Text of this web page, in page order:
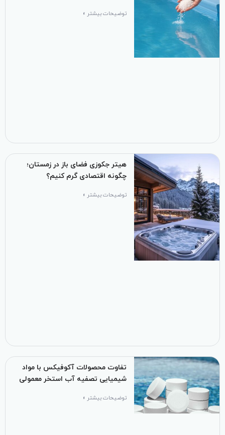
توضیحات بیشتر »
هیتر جکوزی فضای باز در زمستان؛
چگونه اقتصادی گرم کنیم؟
توضیحات بیشتر »
تفاوت محصولات آکوفیکس با مواد
شیمیایی تصفیه آب استخر معمولی
توضیحات بیشتر »